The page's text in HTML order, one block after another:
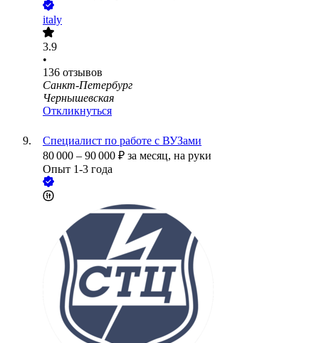
italy
3.9
•
136 отзывов
Санкт-Петербург
Чернышевская
Откликнуться
Специалист по работе с ВУЗами
80 000 – 90 000 ₽ за месяц, на руки
Опыт 1-3 года